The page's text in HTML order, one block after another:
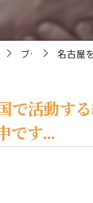
ブログ 名古屋を拠点に全
で活動す
です...